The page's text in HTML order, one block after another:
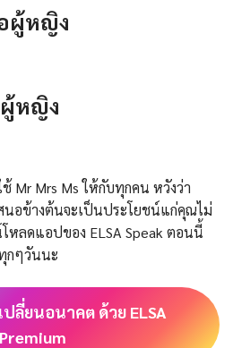
ผู้หญิง
หญิง
Mr Mrs Ms ให้กับทุกคน หวังว่า
นอข้างต้นจะเป็นประโยชน์แก่คุณไม่
หลดแอปของ ELSA Speak ตอนนี้
กๆวันนะ
ลี่ยนอนาคต ด้วย ELSA
Premium